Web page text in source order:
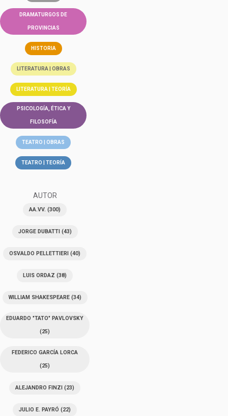
DRAMATURGOS DE
PROVINCIAS
HISTORIA
LITERATURA | OBRAS
LITERATURA | TEORÍA
PSICOLOGÍA, ÉTICA Y
FILOSOFÍA
TEATRO | OBRAS
TEATRO | TEORÍA
AUTOR
AA.VV. (300)
JORGE DUBATTI(43)
OSVALDO PELLETTIERI (40)
LUIS ORDAZ (38)
WILLIAM SHAKESPEARE(34)
EDUARDO "TATO" PAVLOVSKY
(25)
FEDERICO GARCÍA LORCA
(25)
ALEJANDRO FINZI (23)
JULIO E. PAYRÓ (22)